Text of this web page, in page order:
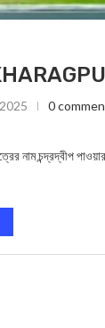
0
চন্দ্রদ্বীপ